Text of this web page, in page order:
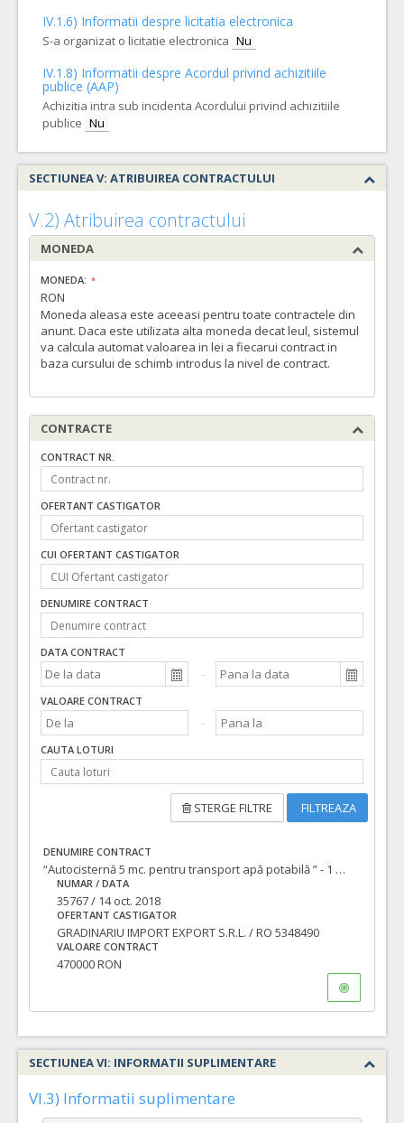
IV.1.6) Informatii despre licitatia electronica
S-a organizat o licitatie electronica Nu
IV.1.8) Informatii despre Acordul privind achizitiile
publice (AAP)
Achizitia intra sub incidenta Acordului privind achizitiile
publice Nu
SECTIUNEA V: ATRIBUIREA CONTRACTULUI
V.2) Atribuirea contractului
MONEDA
MONEDA:
RON
Moneda aleasa este aceeasi pentru toate contractele din
anunt. Daca este utilizata alta moneda decat leul, sistemul
va calcula automat valoarea in lei a fiecarui contract in
baza cursului de schimb introdus la nivel de contract.
CONTRACTE
CONTRACT NR.
OFERTANT CASTIGATOR
CUI OFERTANT CASTIGATOR
DENUMIRE CONTRACT
DATA CONTRACT
VALOARE CONTRACT
CAUTA LOTURI
STERGE FILTRE FILTREAZA
DENUMIRE CONTRACT
“Autocisternă 5 mc. pentru transport apă potabilă ” - 1 BUC.
NUMAR / DATA
35767 / 14 oct. 2018
OFERTANT CASTIGATOR
GRADINARIU IMPORT EXPORT S.R.L. / RO 5348490
VALOARE CONTRACT
470000 RON
SECTIUNEA VI: INFORMATII SUPLIMENTARE
VI.3) Informatii suplimentare